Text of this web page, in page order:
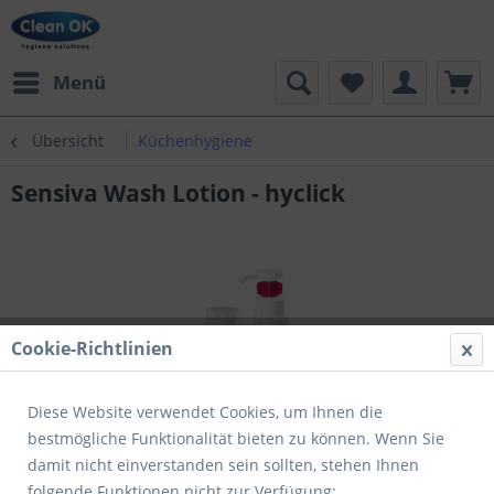
Menü
Übersicht Küchenhygiene
Sensiva Wash Lotion - hyclick
Cookie-Richtlinien
Diese Website verwendet Cookies, um Ihnen die
bestmögliche Funktionalität bieten zu können. Wenn Sie
damit nicht einverstanden sein sollten, stehen Ihnen